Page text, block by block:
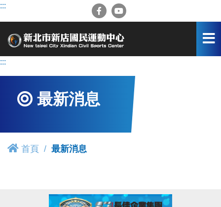
跳
容
:::
:::
最新消息
首頁 最新消息